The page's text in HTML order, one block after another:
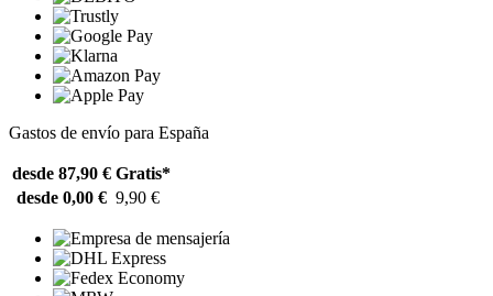
Gastos de envío para España
desde 87,90 € Gratis*
desde 0,00 € 9,90 €